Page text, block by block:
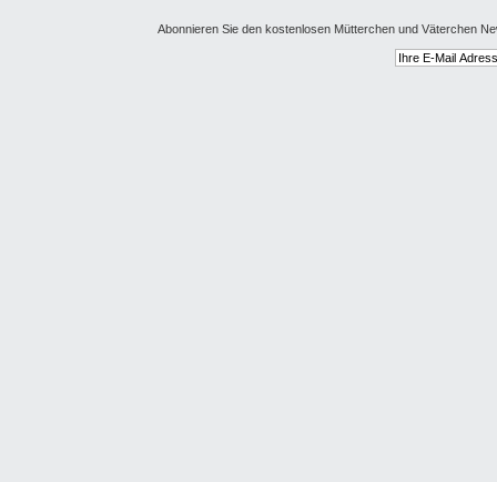
Abonnieren Sie den kostenlosen Mütterchen und Väterchen